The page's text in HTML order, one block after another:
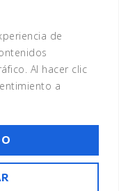
de
Al hacer clic
a